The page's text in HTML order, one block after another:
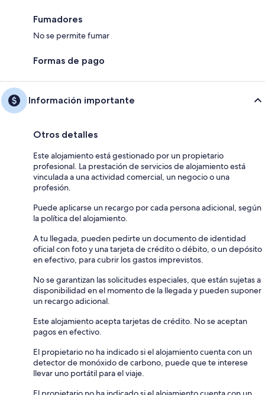
Fumadores
No se permite fumar
Formas de pago
Información importante
Otros detalles
Este alojamiento está gestionado por un propietario
profesional. La prestación de servicios de alojamiento está
vinculada a una actividad comercial, un negocio o una
profesión.
Puede aplicarse un recargo por cada persona adicional, según
la política del alojamiento.
A tu llegada, pueden pedirte un documento de identidad
oficial con foto y una tarjeta de crédito o débito, o un depósito
en efectivo, para cubrir los gastos imprevistos.
No se garantizan las solicitudes especiales, que están sujetas a
disponibilidad en el momento de la llegada y pueden suponer
un recargo adicional.
Este alojamiento acepta tarjetas de crédito. No se aceptan
pagos en efectivo.
El propietario no ha indicado si el alojamiento cuenta con un
detector de monóxido de carbono, puede que te interese
llevar uno portátil para el viaje.